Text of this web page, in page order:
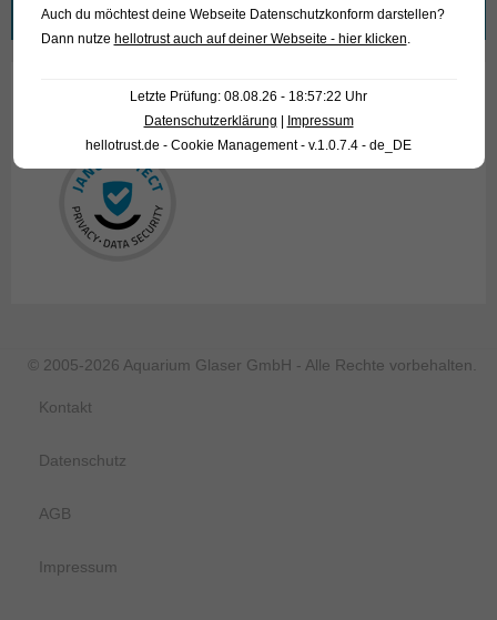
Wir nehmen den Datenschutz ernst!
© 2005-2026 Aquarium Glaser GmbH - Alle Rechte vorbehalten.
Kontakt
Datenschutz
AGB
Impressum
Auch du möchtest deine Webseite Datenschutzkonform darstellen?
Dann nutze hellotrust auch auf deiner Webseite - hier klicken.
Letzte Prüfung: 08.08.26 - 18:57:22 Uhr
Datenschutzerklärung
Impressum
hellotrust.de - Cookie Management - v.1.0.7.4 - de_DE